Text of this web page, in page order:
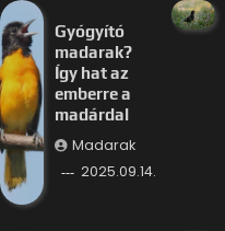
Gyógyító
madarak?
Így hat az
emberre a
madárdal
Madarak
2025.09.14.